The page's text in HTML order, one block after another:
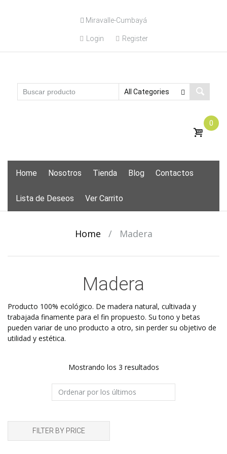
to
Miravalle-Cumbayá
Login Register
0
Home Nosotros Tienda Blog Contactos
Lista de Deseos Ver Carrito
Home / Madera
Madera
Producto 100% ecológico. De madera natural, cultivada y
trabajada finamente para el fin propuesto. Su tono y betas
pueden variar de uno producto a otro, sin perder su objetivo de
utilidad y estética.
Mostrando los 3 resultadosOrdenado
por
los
FILTER BY PRICE